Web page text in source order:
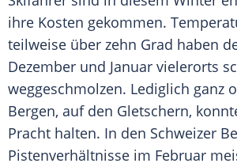
ihre Kosten gekommen.
teilweise über zehn Grad haben
Dezember und Januar vielerorts
weggeschmolzen. Lediglich ganz
Bergen, auf den Gletschern,
Pracht halten. In den Schweizer
Pistenverhältnisse im Februar